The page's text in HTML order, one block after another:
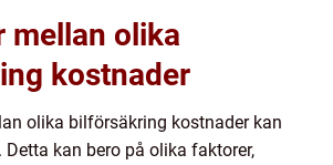
mellan olika
kostnader
olika bilförsäkring kostnader kan
kan bero på olika faktorer,